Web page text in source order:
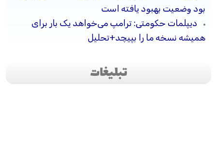
بود وضعیت بهبود یافته است
دیپلمات حکومتی: ترامپ می‌خواهد یک بار برای
همیشه نسخه ما را بپیچد+تحلیل
تبلیغات